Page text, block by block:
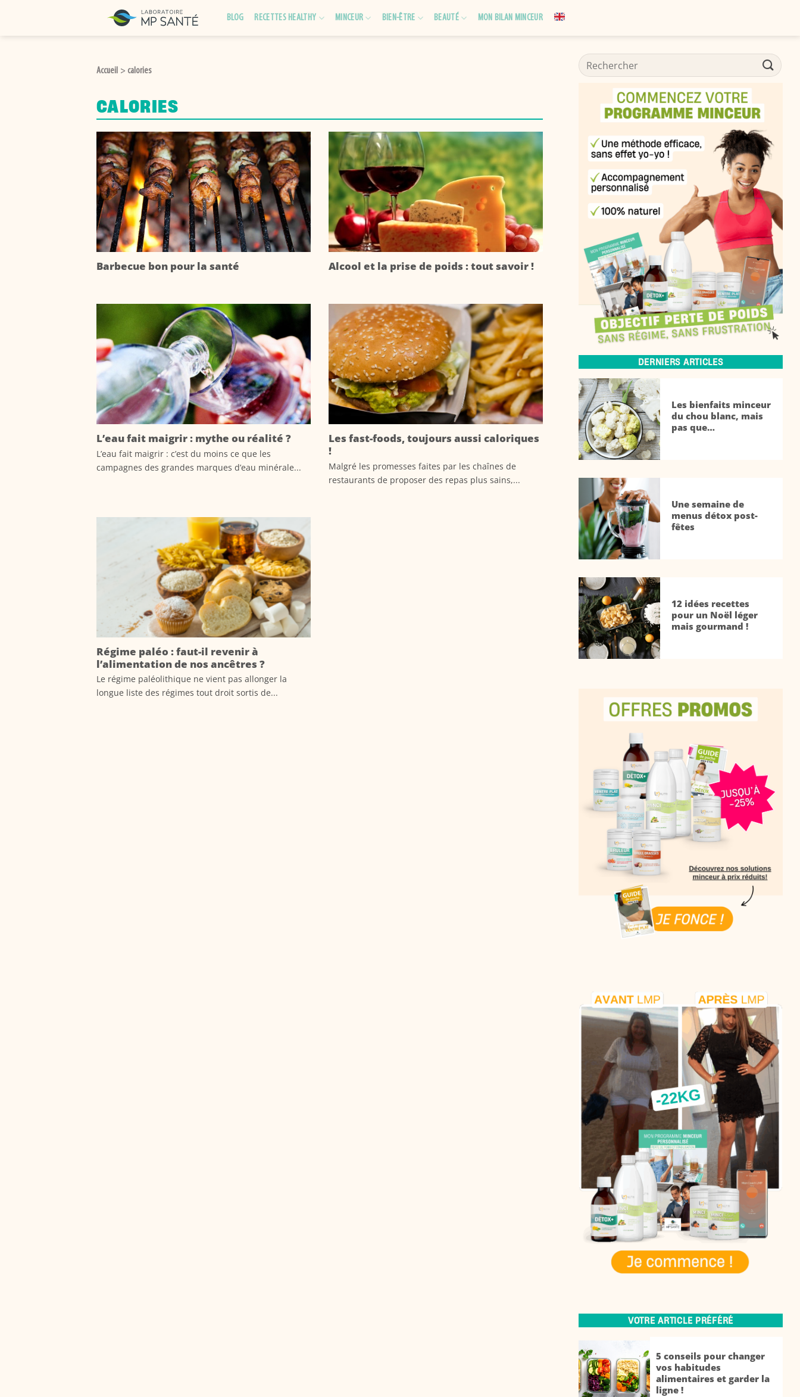
BLOG RECETTES HEALTHY MINCEUR BIEN-ÊTRE BEAUTÉ MON BILAN MINCEUR
Accueil > calories
CALORIES
Barbecue bon pour la santé Alcool et la prise de poids : tout savoir !
L’eau fait maigrir : mythe ou réalité ?
L’eau fait maigrir : c’est du moins ce que les
campagnes des grandes marques d’eau minérale...
Les fast-foods, toujours aussi caloriques
!
Malgré les promesses faites par les chaînes de
restaurants de proposer des repas plus sains,...
Régime paléo : faut-il revenir à
l’alimentation de nos ancêtres ?
Le régime paléolithique ne vient pas allonger la
longue liste des régimes tout droit sortis de...
DERNIERS ARTICLES
Les bienfaits minceur
du chou blanc, mais
pas que…
Une semaine de
menus détox post-
fêtes
12 idées recettes
pour un Noël léger
mais gourmand !
VOTRE ARTICLE PRÉFÉRÉ
5 conseils pour changer
vos habitudes
alimentaires et garder la
ligne !